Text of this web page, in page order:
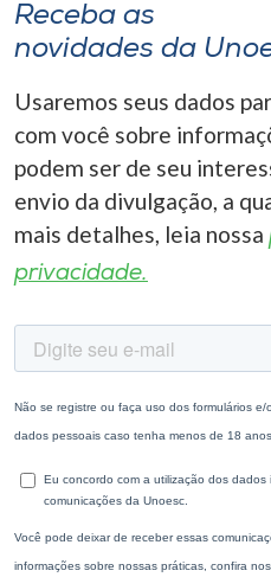
Receba as
novidades da
Usaremos seus dados
com você sobre
podem ser de seu
envio da divulgação, a
mais detalhes, leia nossa
privacidade.